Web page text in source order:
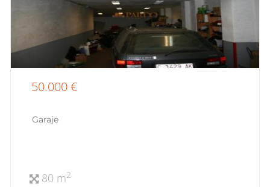
50.000 €
Garaje
80 m2